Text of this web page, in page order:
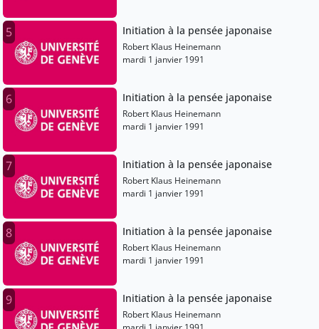
5 Initiation à la pensée japonaise
Robert Klaus Heinemann
mardi 1 janvier 1991
6 Initiation à la pensée japonaise
Robert Klaus Heinemann
mardi 1 janvier 1991
7 Initiation à la pensée japonaise
Robert Klaus Heinemann
mardi 1 janvier 1991
8 Initiation à la pensée japonaise
Robert Klaus Heinemann
mardi 1 janvier 1991
9 Initiation à la pensée japonaise
Robert Klaus Heinemann